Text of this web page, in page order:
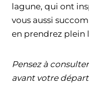
lagune, qui ont
vous aussi
en prendrez plein
Pensez à
avant votre